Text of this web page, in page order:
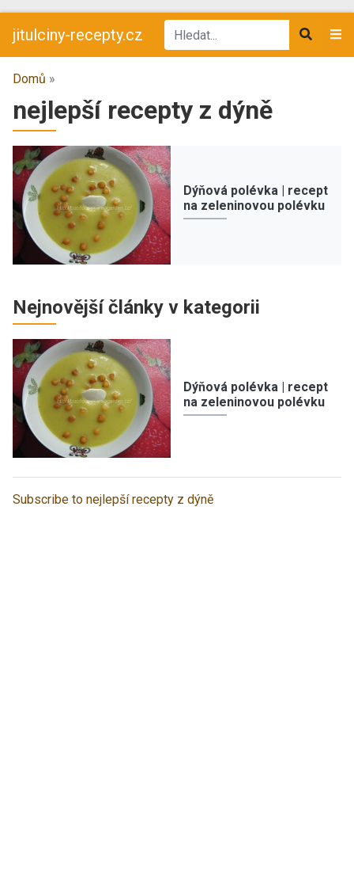
jitulciny-recepty.cz
Domů »
nejlepší recepty z dýně
Dýňová polévka | recept
na zeleninovou polévku
Nejnovější články v kategorii
Dýňová polévka | recept
na zeleninovou polévku
Subscribe to nejlepší recepty z dýně